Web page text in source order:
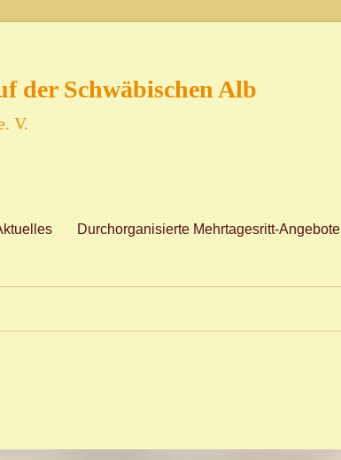
der Schwäbischen Alb
V.
Durchorganisierte Mehrtagesritt-Angebote